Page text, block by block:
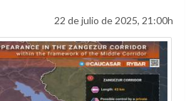
22 de julio de 2025, 21:00h